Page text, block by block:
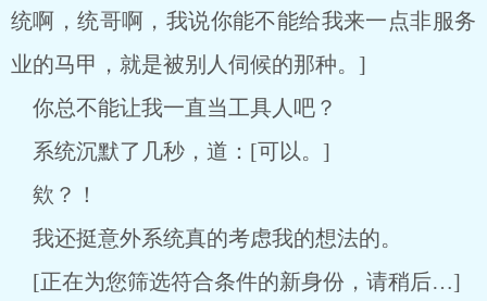
统啊，统哥啊，我说你能不能给我来一点非服务
业的马甲，就是被别人伺候的那种。]
你总不能让我一直当工具人吧？
系统沉默了几秒，道：[可以。]
欸？！
我还挺意外系统真的考虑我的想法的。
[正在为您筛选符合条件的新身份，请稍后…]